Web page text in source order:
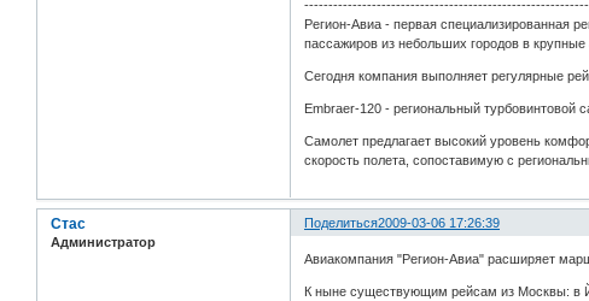
Регион-Авиа - первая специализированная
пассажиров из небольших городов в
Сегодня компания выполняет регулярные
Embraer-120 - региональный
Самолет предлагает высокий уровень
скорость полета, сопоставимую с
Поделиться2009-03-06 17:26:39
Стас
Администратор
Авиакомпания "Регион-Авиа" расширяет
К ныне существующим рейсам из Москвы: в